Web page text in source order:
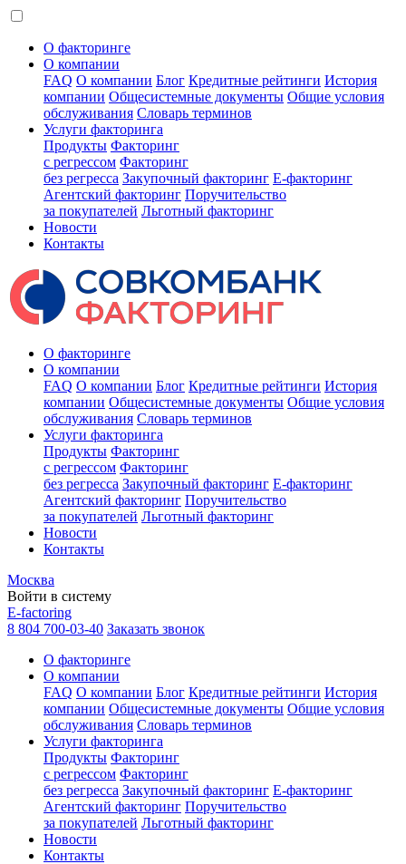
О факторинге
О компании
FAQ О компании Блог Кредитные рейтинги История
компании Общесистемные документы Общие условия
обслуживания Словарь терминов
Услуги факторинга
Продукты Факторинг
с регрессом Факторинг
без регресса Закупочный факторинг E-факторинг
Агентский факторинг Поручительство
за покупателей Льготный факторинг
Новости
Контакты
О факторинге
О компании
FAQ О компании Блог Кредитные рейтинги История
компании Общесистемные документы Общие условия
обслуживания Словарь терминов
Услуги факторинга
Продукты Факторинг
с регрессом Факторинг
без регресса Закупочный факторинг E-факторинг
Агентский факторинг Поручительство
за покупателей Льготный факторинг
Новости
Контакты
Москва
Войти в систему
E-factoring
8 804 700-03-40 Заказать звонок
О факторинге
О компании
FAQ О компании Блог Кредитные рейтинги История
компании Общесистемные документы Общие условия
обслуживания Словарь терминов
Услуги факторинга
Продукты Факторинг
с регрессом Факторинг
без регресса Закупочный факторинг E-факторинг
Агентский факторинг Поручительство
за покупателей Льготный факторинг
Новости
Контакты